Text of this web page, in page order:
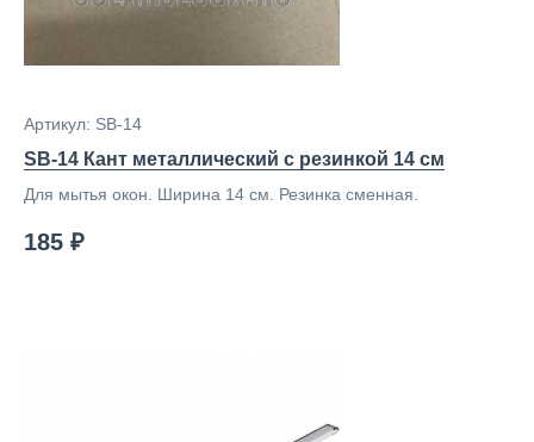
Артикул: SB-14
SB-14 Кант металлический с резинкой 14 см
Для мытья окон. Ширина 14 см. Резинка сменная.
185 ₽